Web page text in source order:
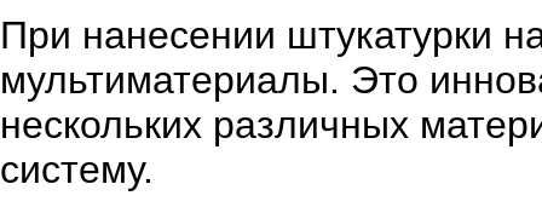
При нанесении штукатурки
мультиматериалы. Это
нескольких различных
систему.